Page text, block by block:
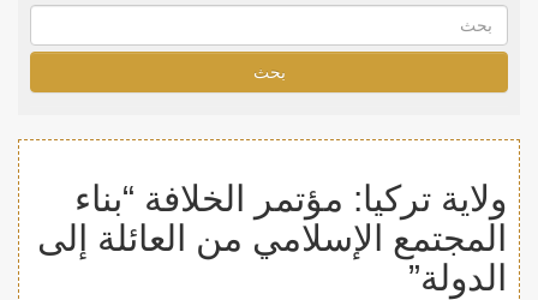
بحث
ولاية تركيا: مؤتمر الخلافة “بناء
المجتمع الإسلامي من العائلة إلى
الدولة”